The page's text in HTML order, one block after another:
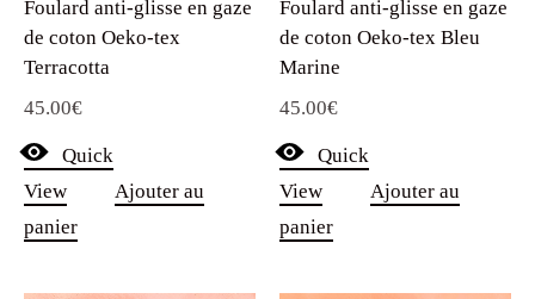
Terracotta
45.00€
Quick
View
panier
Marine
45.00€
Quick
View
panier